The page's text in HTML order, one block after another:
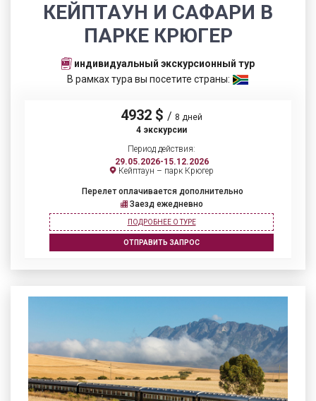
КЕЙПТАУН И САФАРИ В
ПАРКЕ КРЮГЕР
индивидуальный экскурсионный тур
В рамках тура вы посетите страны:
4932 $ / 8 дней
4 экскурсии
Период действия:
29.05.2026-15.12.2026
Кейптаун – парк Крюгер
Перелет оплачивается дополнительно
Заезд ежедневно
ПОДРОБНЕЕ О ТУРЕ
ОТПРАВИТЬ ЗАПРОС